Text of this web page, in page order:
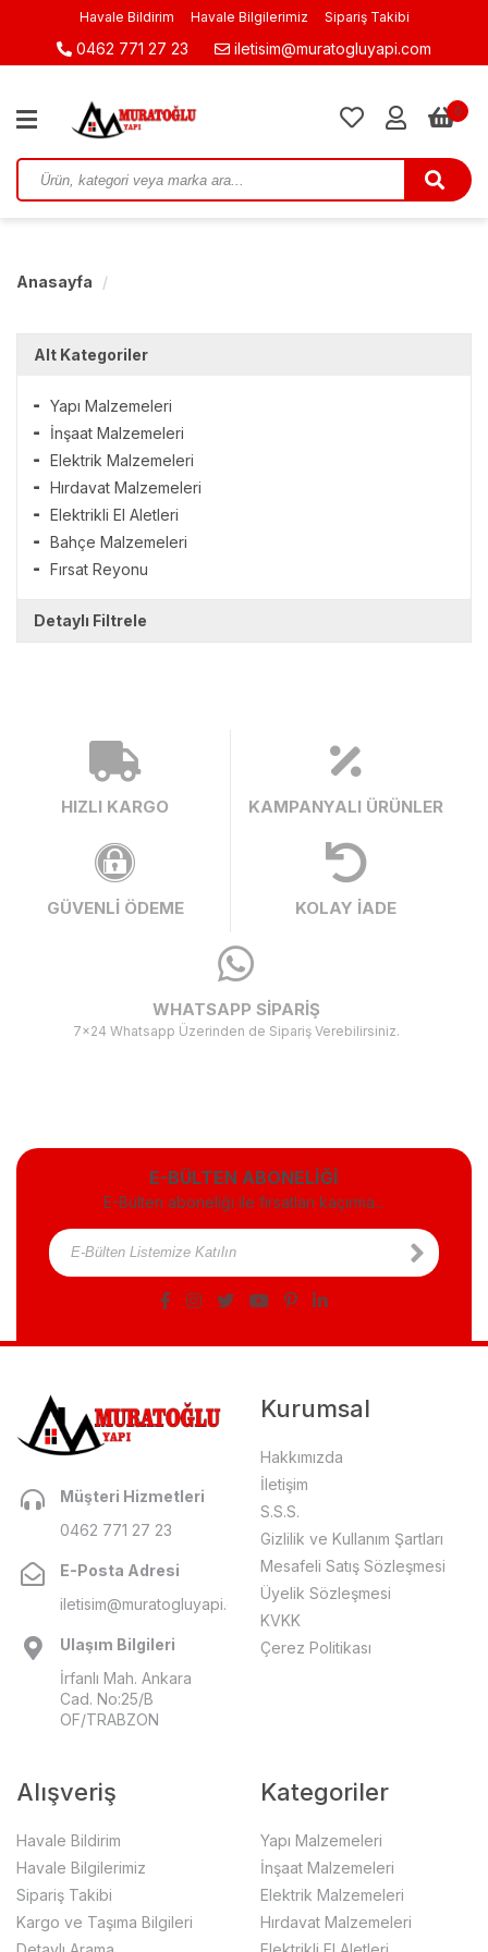
Havale Bildirim Havale Bilgilerimiz Sipariş Takibi
0462 771 27 23 iletisim@muratogluyapi.com
0
Anasayfa
Alt Kategoriler
Yapı Malzemeleri
İnşaat Malzemeleri
Elektrik Malzemeleri
Hırdavat Malzemeleri
Elektrikli El Aletleri
Bahçe Malzemeleri
Fırsat Reyonu
Detaylı Filtrele
HIZLI KARGO KAMPANYALI ÜRÜNLER
GÜVENLİ ÖDEME KOLAY İADE
WHATSAPP SİPARİŞ
7x24 Whatsapp Üzerinden de Sipariş Verebilirsiniz.
E-BÜLTEN ABONELİĞİ
E-Bülten aboneliği ile fırsatları kaçırma...
Müşteri Hizmetleri
0462 771 27 23
E-Posta Adresi
iletisim@muratogluyapi.com
Ulaşım Bilgileri
İrfanlı Mah. Ankara
Cad. No:25/B
OF/TRABZON
Kurumsal
Hakkımızda
İletişim
S.S.S.
Gizlilik ve Kullanım Şartları
Mesafeli Satış Sözleşmesi
Üyelik Sözleşmesi
KVKK
Çerez Politikası
Alışveriş
Havale Bildirim
Havale Bilgilerimiz
Sipariş Takibi
Kargo ve Taşıma Bilgileri
Kategoriler
Yapı Malzemeleri
İnşaat Malzemeleri
Elektrik Malzemeleri
Hırdavat Malzemeleri